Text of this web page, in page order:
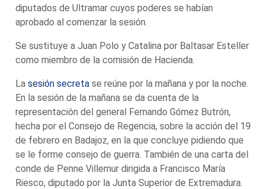
diputados de Ultramar cuyos poderes se habían
aprobado al comenzar la sesión.
Se sustituye a Juan Polo y Catalina por Baltasar Esteller
como miembro de la comisión de Hacienda.
Lasesión secreta se reúne por la mañana y por la noche.
En la sesión de la mañana se da cuenta de la
representación del general Fernando Gómez Butrón,
hecha por el Consejo de Regencia, sobre la acción del 19
de febrero en Badajoz, en la que concluye pidiendo que
se le forme consejo de guerra. También de una carta del
conde de Penne Villemur dirigida a Francisco María
Riesco, diputado por la Junta Superior de Extremadura.